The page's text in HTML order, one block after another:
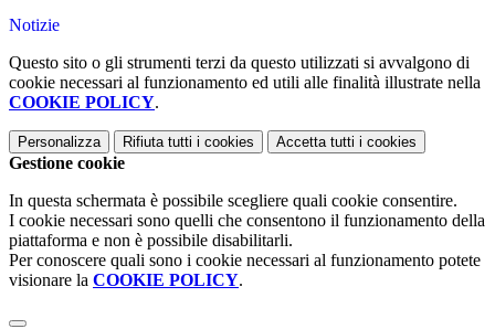
Notizie
Questo sito o gli strumenti terzi da questo utilizzati si avvalgono di
cookie necessari al funzionamento ed utili alle finalità illustrate nella
COOKIE POLICY.
Personalizza Rifiuta tutti i cookies Accetta tutti i cookies
Gestione cookie
In questa schermata è possibile scegliere quali cookie consentire.
I cookie necessari sono quelli che consentono il funzionamento della
piattaforma e non è possibile disabilitarli.
Per conoscere quali sono i cookie necessari al funzionamento potete
visionare la COOKIE POLICY.